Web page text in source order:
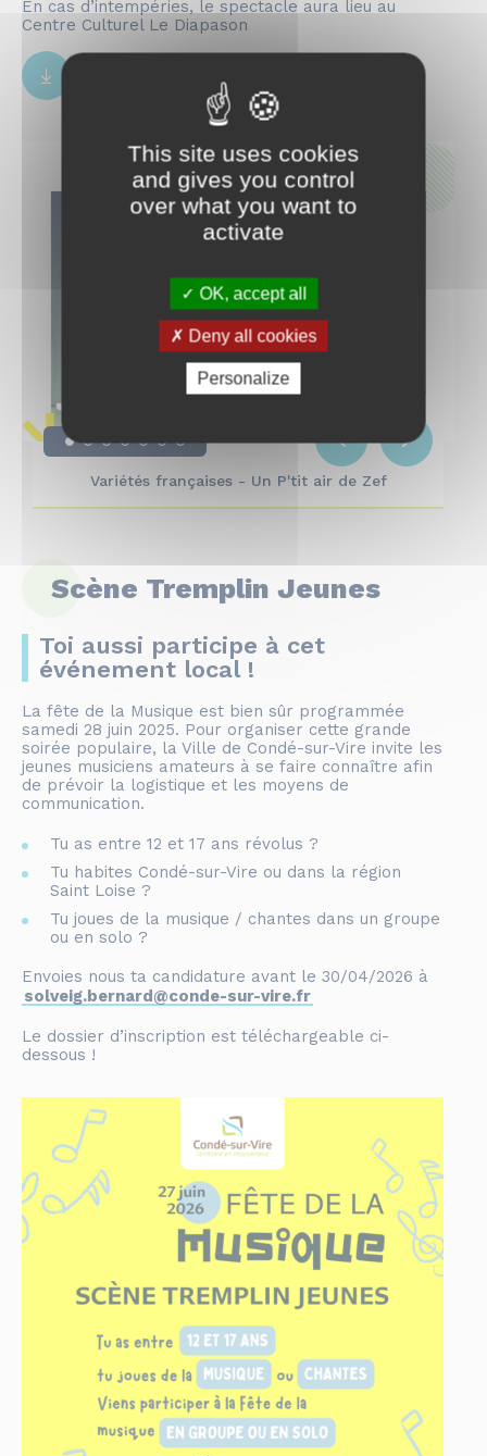
En cas d’intempéries, le spectacle aura lieu au
Centre Culturel Le Diapason
Variétés françaises - Un P'tit air de Zef
Thé dansant animé par Viviane et son accordéon
Chorale enfants / adultes avec Parallel Vox
Punk rock - Ella Gunn
DJ set avec Chris G
Programme détaillé
Affiche
Scène Tremplin Jeunes
Toi aussi participe à cet
événement local !
La fête de la Musique est bien sûr programmée
samedi 28 juin 2025. Pour organiser cette grande
soirée populaire, la Ville de Condé-sur-Vire invite les
jeunes musiciens amateurs à se faire connaître afin
de prévoir la logistique et les moyens de
communication.
Tu as entre 12 et 17 ans révolus ?
Tu habites Condé-sur-Vire ou dans la région
Saint Loise ?
Tu joues de la musique / chantes dans un groupe
ou en solo ?
Envoies nous ta candidature avant le 30/04/2026 à
solveig.bernard@conde-sur-vire.fr
Le dossier d’inscription est téléchargeable ci-
dessous !
This site uses cookies
and gives you control
over what you want to
activate
OK, accept all
Deny all cookies
Personalize